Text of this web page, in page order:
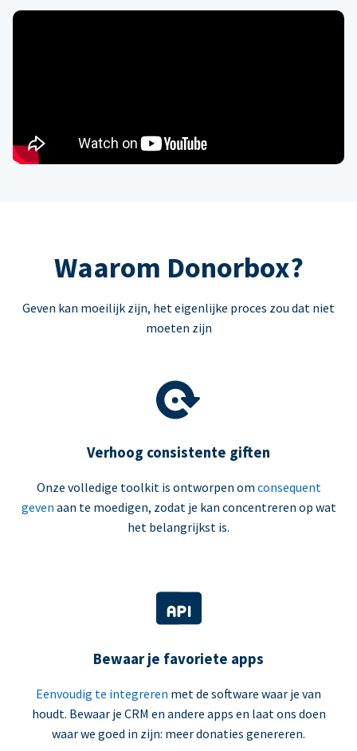
Waarom Donorbox?
Geven kan moeilijk zijn, het eigenlijke proces zou dat niet
moeten zijn
Verhoog consistente giften
Onze volledige toolkit is ontworpen om consequent
geven aan te moedigen, zodat je kan concentreren op wat
het belangrijkst is.
Bewaar je favoriete apps
Eenvoudig te integreren met de software waar je van
houdt. Bewaar je CRM en andere apps en laat ons doen
waar we goed in zijn: meer donaties genereren.